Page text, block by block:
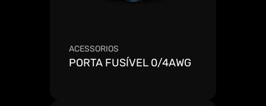
ACESSORIOS
PORTA FUSÍVEL 0/4AWG